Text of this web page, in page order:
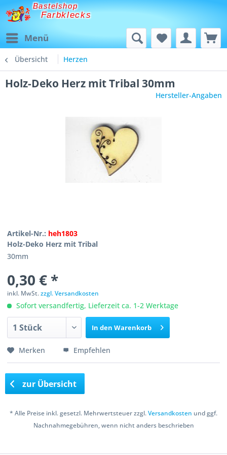
Bastelshop
Farbklecks
Menü
Übersicht Herzen
Holz-Deko Herz mit Tribal 30mm
Hersteller-Angaben
Artikel-Nr.: heh1803
Holz-Deko Herz mit Tribal
30mm
0,30 € *
inkl. MwSt.zzgl. Versandkosten
Sofort versandfertig, Lieferzeit ca. 1-2 Werktage
In den Warenkorb
Merken Empfehlen
zur Übersicht
* Alle Preise inkl. gesetzl. Mehrwertsteuer zzgl.Versandkosten und ggf.
Nachnahmegebühren, wenn nicht anders beschrieben